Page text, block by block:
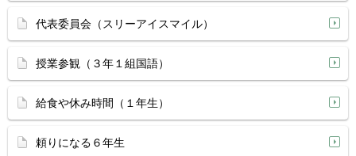
代表委員会（スリーアイスマイル）
授業参観（３年１組国語）
給食や休み時間（１年生）
頼りになる６年生